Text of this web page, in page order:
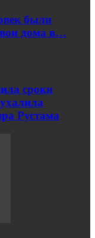
были
дома в…
сроки
Рустама